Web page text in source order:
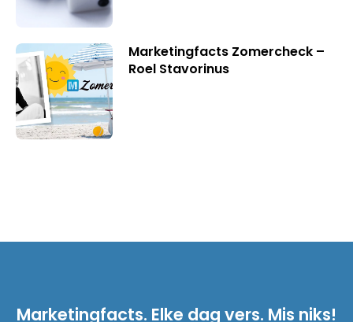
Marketingfacts Zomercheck –
Roel Stavorinus
Marketingfacts. Elke dag vers. Mis niks!